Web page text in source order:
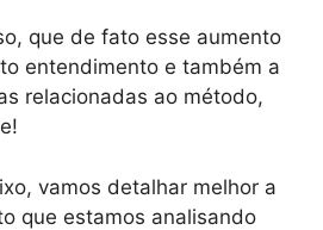
que de fato esse aumento
entendimento e também a
relacionadas ao método,
vamos detalhar melhor a
que estamos analisando